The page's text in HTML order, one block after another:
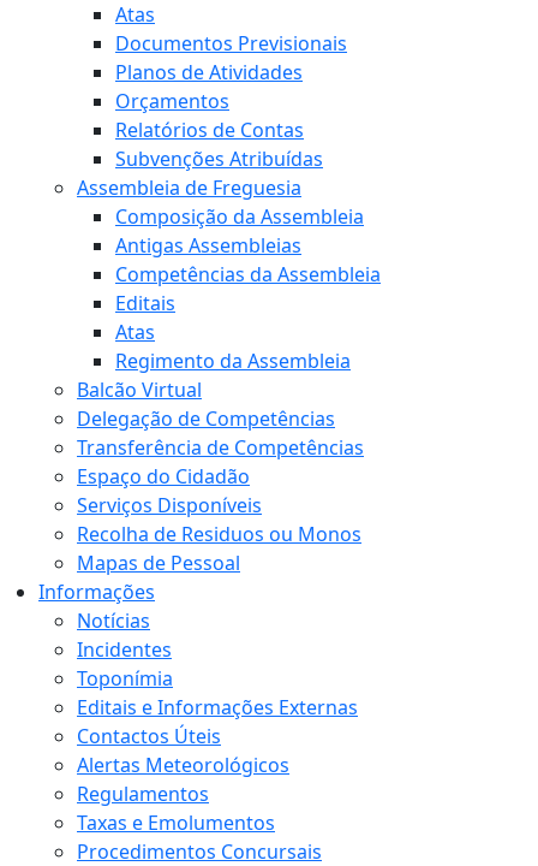
Atas
Documentos Previsionais
Planos de Atividades
Orçamentos
Relatórios de Contas
Subvenções Atribuídas
Assembleia de Freguesia
Composição da Assembleia
Antigas Assembleias
Competências da Assembleia
Editais
Atas
Regimento da Assembleia
Balcão Virtual
Delegação de Competências
Transferência de Competências
Espaço do Cidadão
Serviços Disponíveis
Recolha de Residuos ou Monos
Mapas de Pessoal
Informações
Notícias
Incidentes
Toponímia
Editais e Informações Externas
Contactos Úteis
Alertas Meteorológicos
Regulamentos
Taxas e Emolumentos
Procedimentos Concursais